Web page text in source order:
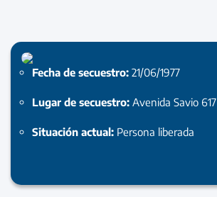
Fecha de secuestro: 21/06/1977
Lugar de secuestro: Avenida Savio 617
Situación actual: Persona liberada